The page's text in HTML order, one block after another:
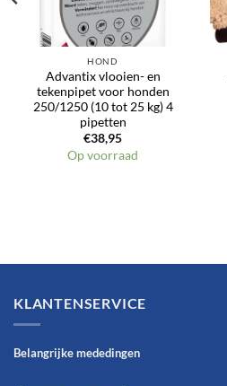
HOND
Advantix vlooien- en
tekenpipet voor honden
250/1250 (10 tot 25 kg) 4
pipetten
€38,95
Op voorraad
KLANTENSERVICE
Belangrijke mededingen